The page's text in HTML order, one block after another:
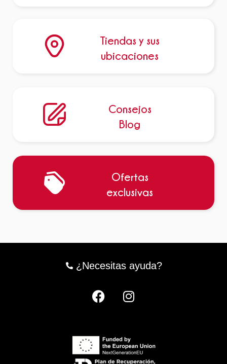
Tiendas y sus
ubicaciones
Consejos
Blog
Ofertas
exclusivas
¿Necesitas ayuda?